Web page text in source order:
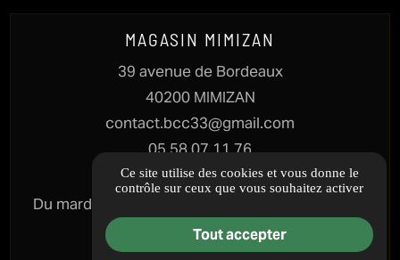
MAGASIN MIMIZAN
39 avenue de Bordeaux
40200 MIMIZAN
contact.bcc33@gmail.com
05 58 07 11 76
HORAIRES
Du mardi au samedi : 10h - 12h30 & 13h30 - 17h
Fermé le dimanche & lundi
Ce site utilise des cookies et vous donne le
contrôle sur ceux que vous souhaitez activer
Tout accepter